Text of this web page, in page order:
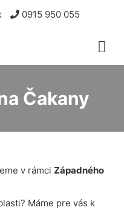
0915 950 055
Čakany
v rámci Západného
Máme pre vás k